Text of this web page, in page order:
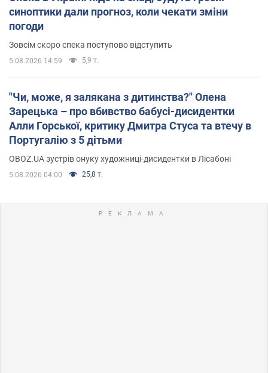
синоптики дали прогноз, коли чекати зміни
погоди
Зовсім скоро спека поступово відступить
5.08.2026 14:59 5,9 т.
"Чи, може, я залякана з дитинства?" Олена
Зарецька – про вбивство бабусі-дисидентки
Алли Горської, критику Дмитра Стуса та втечу в
Португалію з 5 дітьми
OBOZ.UA зустрів онуку художниці-дисидентки в Лісабоні
5.08.2026 04:00 25,8 т.